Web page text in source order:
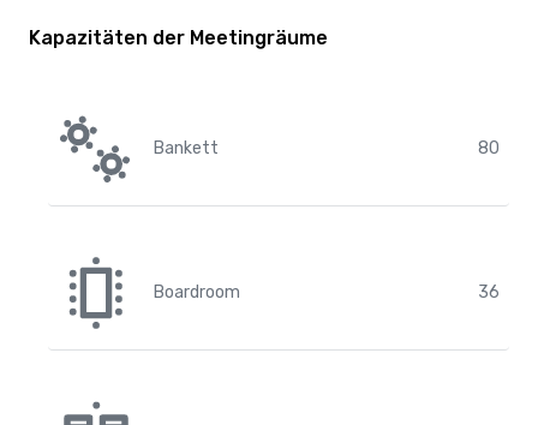
Kapazitäten der Meetingräume
Bankett 80
Boardroom 36